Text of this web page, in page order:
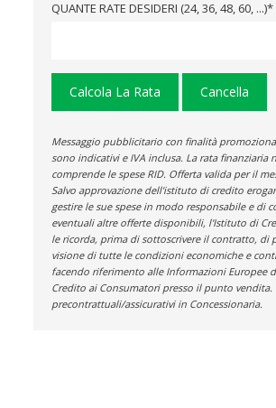
QUANTE RATE DESIDERI (24, 36, 48, 60, ...)*
Calcola La Rata Cancella
Messaggio pubblicitario con finalità
sono indicativi e IVA inclusa. La rata finanziaria
comprende le spese RID. Offerta valida per il
Salvo approvazione dell'istituto di credito
gestire le sue spese in modo responsabile e di
eventuali altre offerte disponibili, l'Istituto di
le ricorda, prima di sottoscrivere il contratto, di
visione di tutte le condizioni economiche e
facendo riferimento alle Informazioni Europee
Credito ai Consumatori presso il punto vendita.
precontrattuali/assicurativi in Concessionaria.